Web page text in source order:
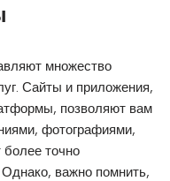
множество
Сайты и приложения,
позволяют вам
фотографиями,
точно
важно помнить,